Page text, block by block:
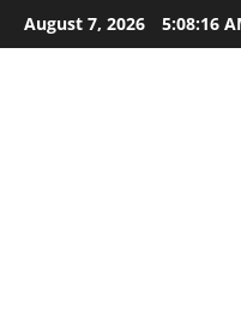
Skip
to
August 7, 2026 5:08:17